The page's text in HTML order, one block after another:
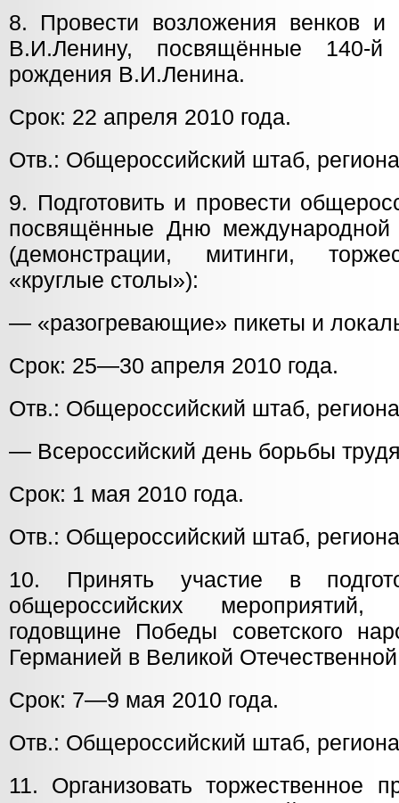
8. Провести возложения венков и
В.И.Ленину, посвящённые 140-
рождения В.И.Ленина.
Срок: 22 апреля 2010 года.
Отв.: Общероссийский штаб,
9. Подготовить и провести
посвящённые Дню
(демонстрации, митинги,
«круглые столы»):
— «разогревающие» пикеты и
Срок: 25—30 апреля 2010 года.
Отв.: Общероссийский штаб,
— Всероссийский день борьбы
Срок: 1 мая 2010 года.
Отв.: Общероссийский штаб,
10. Принять участие в
общероссийских
годовщине Победы советского
Германией в Великой
Срок: 7—9 мая 2010 года.
Отв.: Общероссийский штаб,
11. Организовать торжественное